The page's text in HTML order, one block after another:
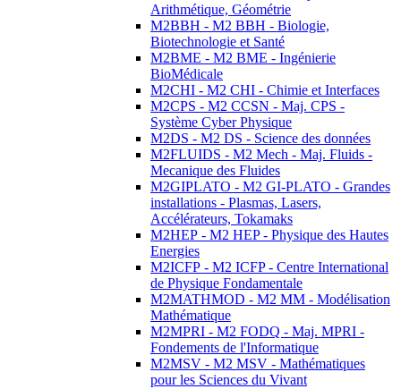
Arithmétique, Géométrie
M2BBH - M2 BBH - Biologie,
Biotechnologie et Santé
M2BME - M2 BME - Ingénierie
BioMédicale
M2CHI - M2 CHI - Chimie et Interfaces
M2CPS - M2 CCSN - Maj. CPS -
Système Cyber Physique
M2DS - M2 DS - Science des données
M2FLUIDS - M2 Mech - Maj. Fluids -
Mecanique des Fluides
M2GIPLATO - M2 GI-PLATO - Grandes
installations - Plasmas, Lasers,
Accélérateurs, Tokamaks
M2HEP - M2 HEP - Physique des Hautes
Energies
M2ICFP - M2 ICFP - Centre International
de Physique Fondamentale
M2MATHMOD - M2 MM - Modélisation
Mathématique
M2MPRI - M2 FODQ - Maj. MPRI -
Fondements de l'Informatique
M2MSV - M2 MSV - Mathématiques
pour les Sciences du Vivant